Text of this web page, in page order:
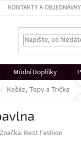
KONTAKTY A OBJEDNÁVKY
Módní Doplňky
Košile, Topy a Trička
Značka:Best Fashion